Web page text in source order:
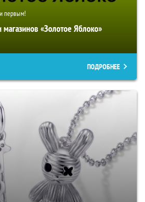
первым!
магазинов «Золотое Яблоко»
ПОДРОБНЕЕ